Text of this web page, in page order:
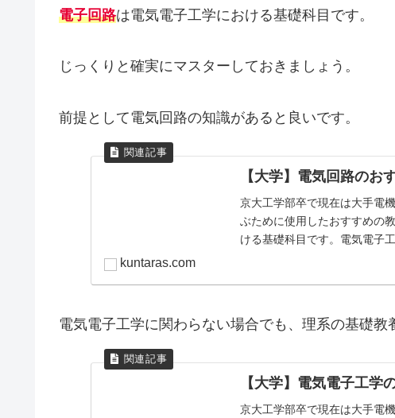
電子回路は電気電子工学における基礎科目です。
じっくりと確実にマスターしておきましょう。
前提として電気回路の知識があると良いです。
【大学】電気回路のお
京大工学部卒で現在は大手電
ぶために使用したおすすめの
ける基礎科目です。電気電子
kuntaras.com
電気電子工学に関わらない場合でも、理系の基礎教
【大学】電気電子工学
京大工学部卒で現在は大手電